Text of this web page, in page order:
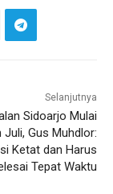
Selanjutnya
Sidoarjo Mulai
Juli, Gus Muhdlor:
Ketat dan Harus
Tepat Waktu